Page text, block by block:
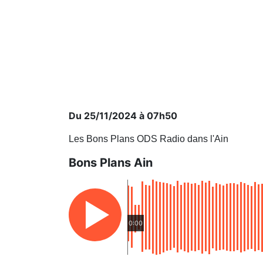
Du 25/11/2024 à 07h50
Les Bons Plans ODS Radio dans l'Ain
Bons Plans Ain
0:00